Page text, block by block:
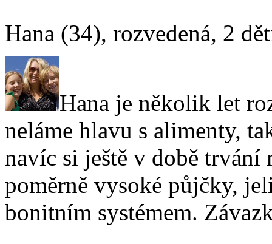
Hana (34), rozvedená, 2
Hana je několik let
neláme hlavu s alimenty,
navíc si ještě v době trvání
poměrně vysoké půjčky,
bonitním systémem.